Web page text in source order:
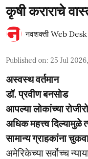
कृषी कराराचे
नवशक्ती Web Desk
Published on: 25 Jul
अस्वस्थ वर्तमान
डॉ. प्रवीण बनसोड
आपल्या लोकांच्या
अधिक महत्त्व दिल्यामुळे
सामान्य ग्राहकांना
अमेरिकेच्या सर्वोच्च